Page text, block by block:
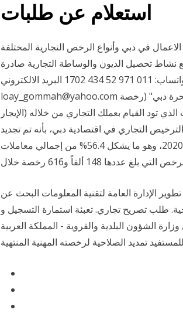
في دبي وأنواع الرخص التجارية المختلفة
نشاط تحصيل الديون والوساطة التجارية صادرة
عن الدائرة الاقتصادية في الشارقة / موبايل + واتساب: 011 971 52 434 1702 البريد الالكتروني:
loay_gommah@yahoo.com تكلفة الرخصة التجارية "تكلفة رخصة تجارية في المنطقة الحرة دبي" (رخصة
أو المكتب الذي تود القيام بعملك التجاري من خلاله (الإيجار
التجاري في اقتصادية دبي، بأنه تم تجديد
83 ألفاً و762 رخصة تجارية تلقائياً خلال 11 شهراً من عام 2020، وهو ما يشكل 56.4% من إجمالي معاملات
بلغ عددها 148 ألفاً و616 رخصة خلال
الإدارة العامة لتقنية المعلومات البحث عن
طلب تصريح تجاري. تعبئة استمارة التسجيل و
الشؤون البلدية والقروية - المملكة العربية